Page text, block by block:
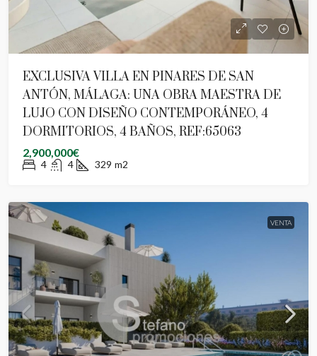
EXCLUSIVA VILLA EN PINARES DE SAN
ANTÓN, MÁLAGA: UNA OBRA MAESTRA DE
LUJO CON DISEÑO CONTEMPORÁNEO, 4
DORMITORIOS, 4 BAÑOS, REF:65063
2,900,000€
4 4 329 m2
VENTA